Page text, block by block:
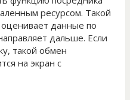
ресурсом. Такой
данные по
дальше. Если
такой обмен
на экран с